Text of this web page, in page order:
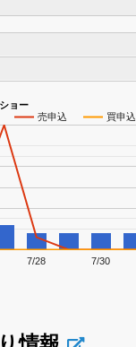
ョー
売申込 買申込
7/28 7/30